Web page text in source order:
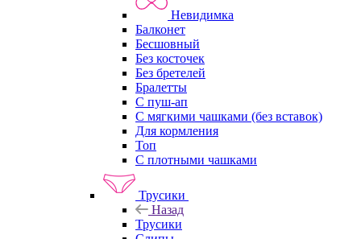
Невидимка
Балконет
Бесшовный
Без косточек
Без бретелей
Бралетты
С пуш-ап
С мягкими чашками (без вставок)
Для кормления
Топ
С плотными чашками
Трусики
Назад
Трусики